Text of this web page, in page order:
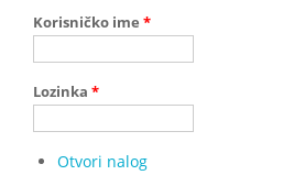
Korisničko ime *
Lozinka *
Otvori nalog